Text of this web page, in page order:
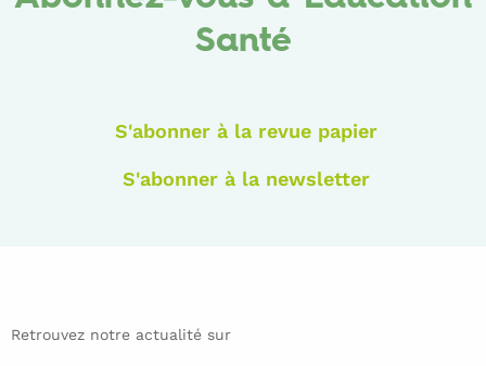
Santé
S'abonner à la revue papier
S'abonner à la newsletter
Retrouvez notre actualité sur